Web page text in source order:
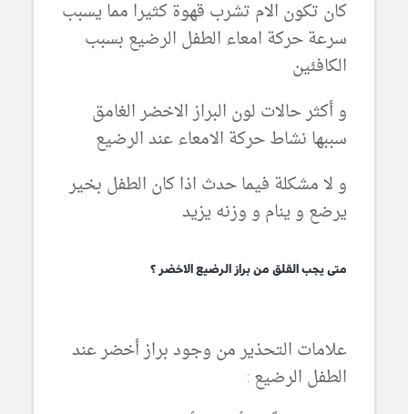
كان تكون الام تشرب قهوة كثيرا مما يسبب
سرعة حركة امعاء الطفل الرضيع بسبب
الكافئين
و أكثر حالات لون البراز الاخضر الغامق
سببها نشاط حركة الامعاء عند الرضيع
و لا مشكلة فيما حدث اذا كان الطفل بخير
يرضع و ينام و وزنه يزيد
متى يجب القلق من براز الرضيع الاخضر ؟
علامات التحذير من وجود براز أخضر عند
الطفل الرضيع :